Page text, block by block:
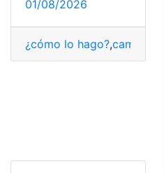
01/08/2026
¿cómo lo hago?,cambiar